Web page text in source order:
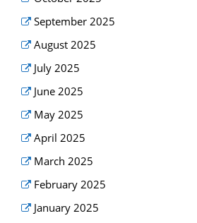
September 2025
August 2025
July 2025
June 2025
May 2025
April 2025
March 2025
February 2025
January 2025